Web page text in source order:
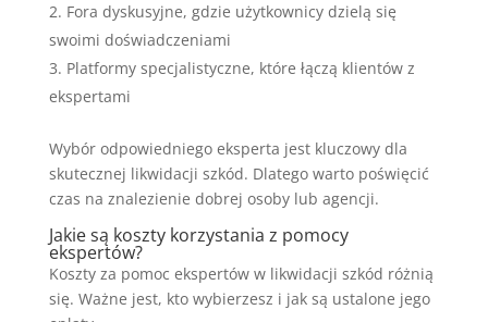
Fora dyskusyjne, gdzie użytkownicy dzielą się
swoimi doświadczeniami
Platformy specjalistyczne, które łączą klientów z
ekspertami
Wybór odpowiedniego eksperta jest kluczowy dla
skutecznej likwidacji szkód. Dlatego warto poświęcić
czas na znalezienie dobrej osoby lub agencji.
Jakie są koszty korzystania z pomocy
ekspertów?
Koszty za pomoc ekspertów w likwidacji szkód różnią
się. Ważne jest, kto wybierzesz i jak są ustalone jego